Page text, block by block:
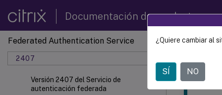
Documentación de productos
Federated Authentication Service
2407
Versión 2407 del Servicio de
autenticación federada
Este
¿Quiere cambiar al
SÍ NO